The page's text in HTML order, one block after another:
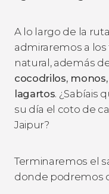
A lo largo de la
admiraremos a
natural, además
cocodrilos,
lagartos. ¿Sabíais
su día el coto de
Jaipur?
Terminaremos el
donde podremos